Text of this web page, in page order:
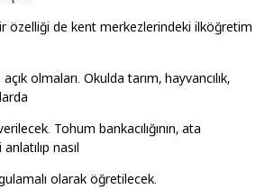
özelliği de kent merkezlerindeki ilköğretim
olmaları. Okulda tarım, hayvancılık,
Tohum bankacılığının, ata
nasıl
olarak öğretilecek.